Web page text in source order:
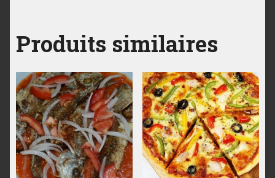
Produits similaires